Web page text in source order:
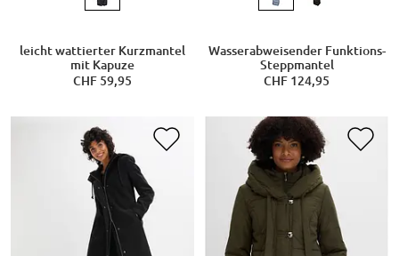
leicht wattierter Kurzmantel
mit Kapuze
CHF 59,95
Wasserabweisender Funktions-
Steppmantel
CHF 124,95